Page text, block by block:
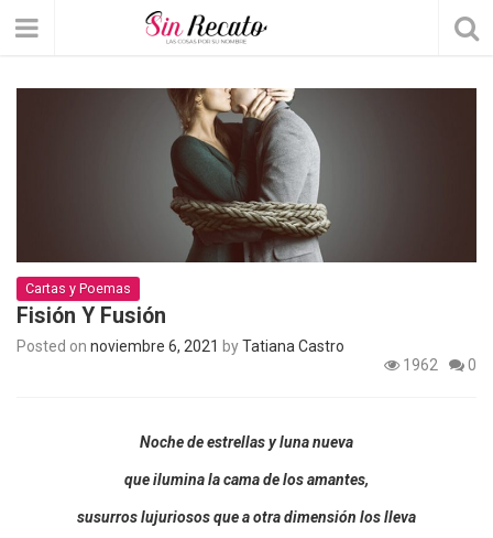
Cartas y Poemas
Fisión Y Fusión
Posted on noviembre 6, 2021 byTatiana Castro
1962
0
Noche de estrellas y luna nueva
que ilumina la cama de los amantes,
susurros lujuriosos que a otra dimensión los lleva